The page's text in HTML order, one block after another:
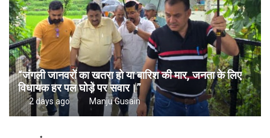
“जंगली जानवरों का खतरा हो या बारिश की मार, जनता के लिए
विधायक हर पल घोड़े पर सवार।”
2 days ago Manju Gusain